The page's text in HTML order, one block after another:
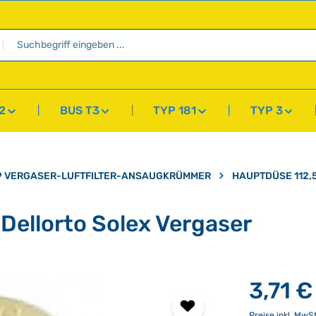
BUS T3 TYP 181 TYP 3
VERGASER-LUFTFILTER-ANSAUGKRÜMMER HAUPTDÜSE
Solex Vergaser
3,71 €